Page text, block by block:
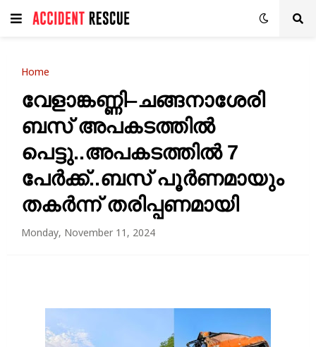
Home
വേളാങ്കണ്ണി–ചങ്ങനാശേരി
ബസ് അപകടത്തിൽ
പെട്ടു..അപകടത്തിൽ 7
പേർക്ക്..ബസ് പൂർണമായും
തകർന്ന് തരിപ്പണമായി
Monday, November 11, 2024